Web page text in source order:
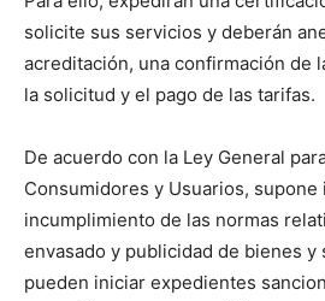
solicite sus servicios y deberán
acreditación, una confirmación de
la solicitud y el pago de las tarifas.
De acuerdo con la Ley General
Consumidores y Usuarios, supone
incumplimiento de las normas
envasado y publicidad de bienes y
pueden iniciar expedientes